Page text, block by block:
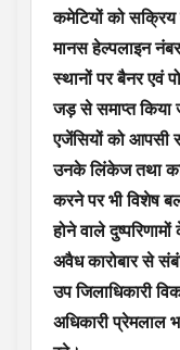
कमेटियों को सक्रिय
मानस हेल्पलाइन
स्थानों पर बैनर एवं
जड़ से समाप्त किया
एजेंसियों को आपसी
उनके लिंकेज तथा
करने पर भी विशेष
होने वाले
अवैध कारोबार से
उप जिलाधिकारी
अधिकारी प्रेमलाल